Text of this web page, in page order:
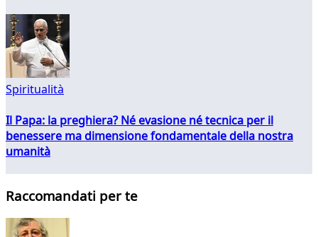
Spiritualità
Il Papa: la preghiera? Né evasione né tecnica per il
benessere ma dimensione fondamentale della nostra
umanità
Raccomandati per te